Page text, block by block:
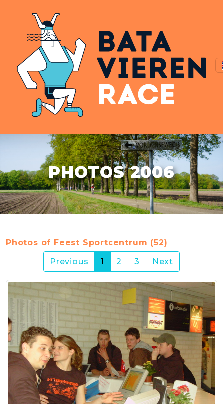
PHOTOS 2006
Photos of Feest Sportcentrum (52)
Previous
1 (current)
2 3 Next